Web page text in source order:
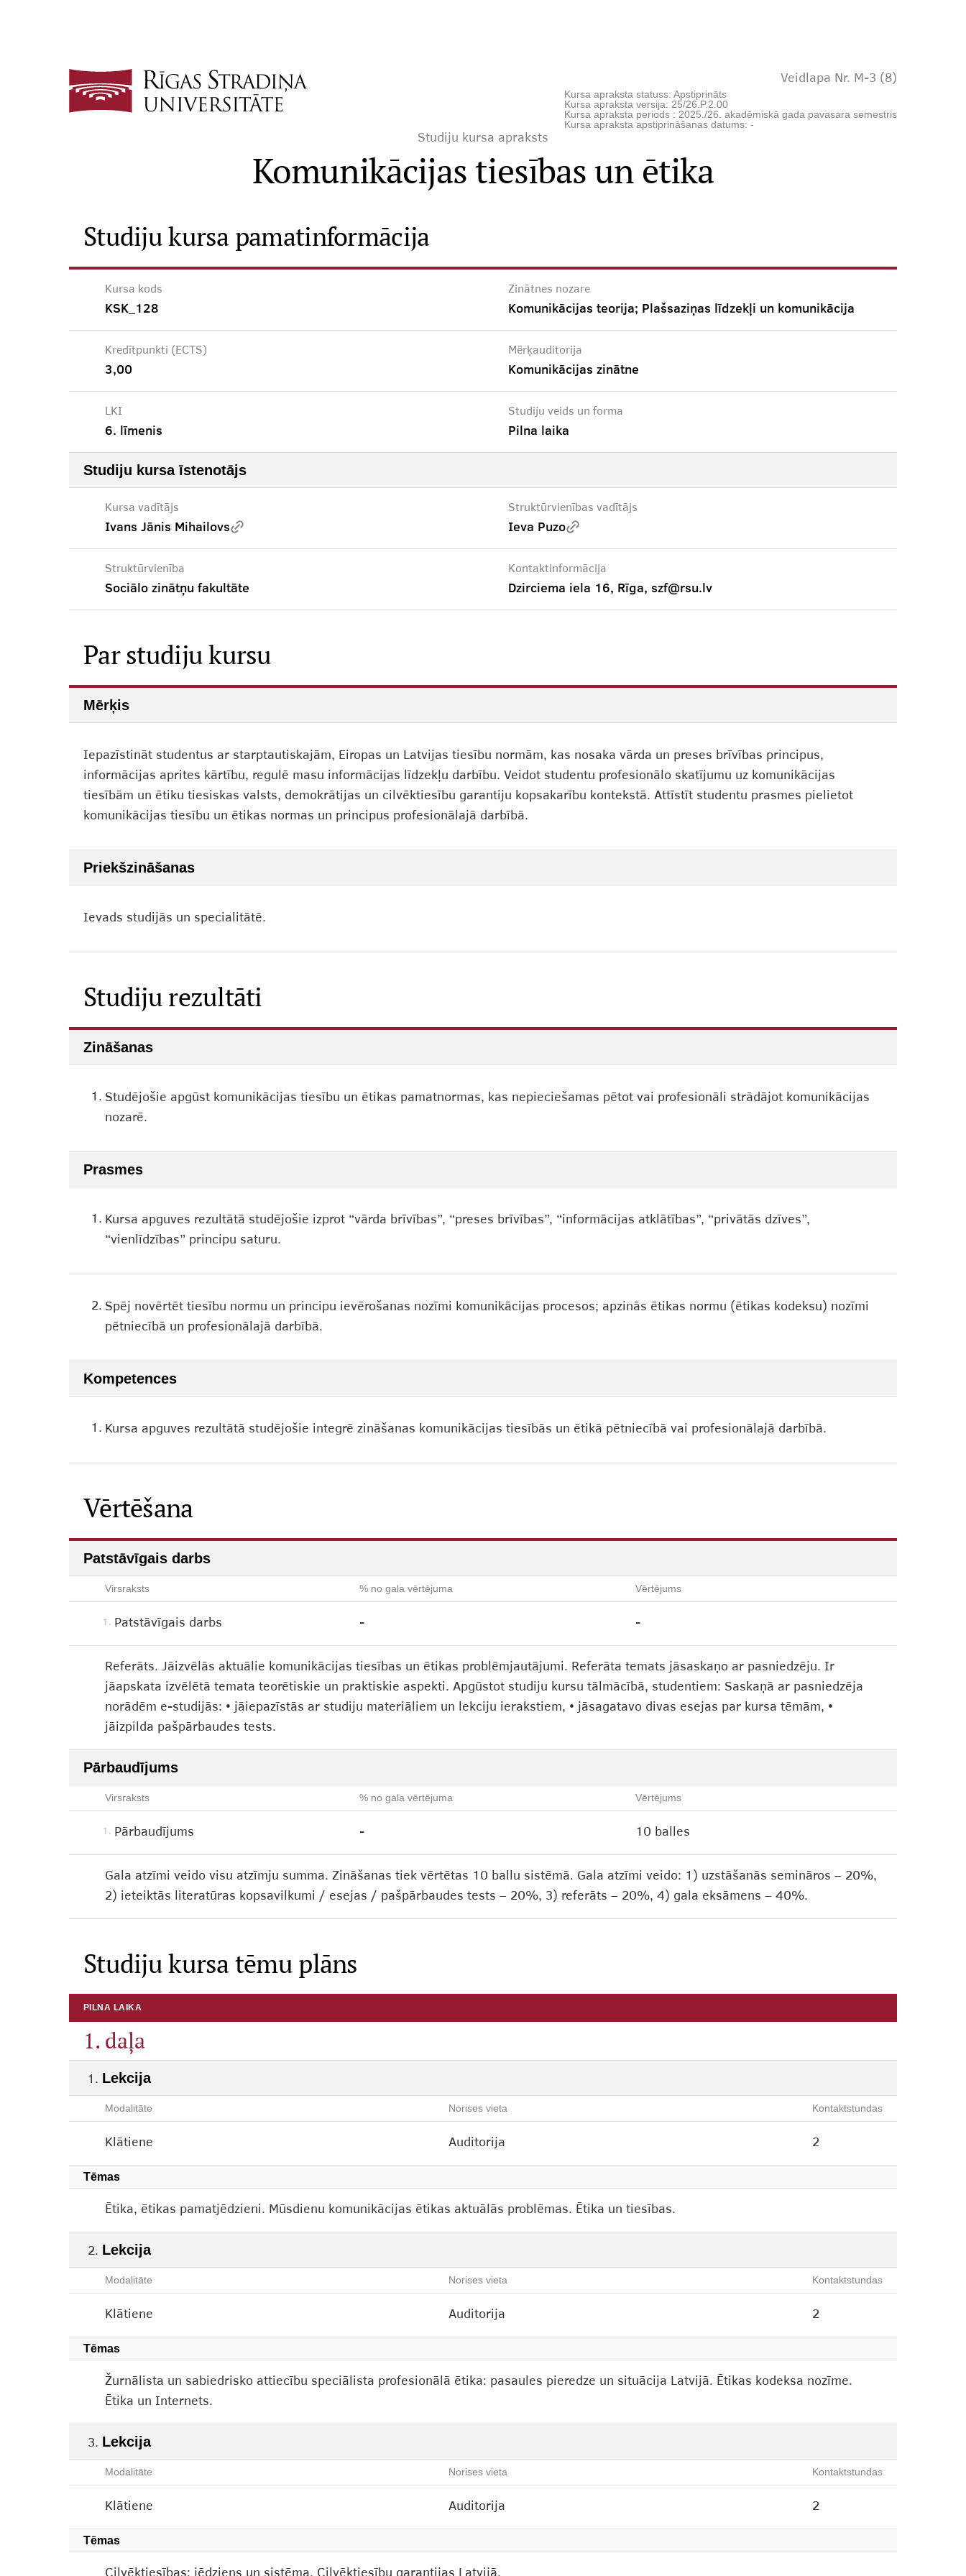
Veidlapa Nr. M-3 (8)
Kursa apraksta statuss: Apstiprināts
Kursa apraksta versija: 25/26.P.2.00
Kursa apraksta periods : 2025./26. akadēmiskā gada pavasara semestris
Kursa apraksta apstiprināšanas datums: -
Studiju kursa apraksts
Komunikācijas tiesības un ētika
Studiju kursa pamatinformācija
Kursa kods
KSK_128
Zinātnes nozare
Komunikācijas teorija; Plašsaziņas līdzekļi un komunikācija
Kredītpunkti (ECTS)
3,00
Mērķauditorija
Komunikācijas zinātne
LKI
6. līmenis
Studiju veids un forma
Pilna laika
Studiju kursa īstenotājs
Kursa vadītājs
Ivans Jānis Mihailovs
Struktūrvienības vadītājs
Ieva Puzo
Struktūrvienība
Sociālo zinātņu fakultāte
Kontaktinformācija
Dzirciema iela 16, Rīga, szf@rsu.lv
Par studiju kursu
Mērķis
Iepazīstināt studentus ar starptautiskajām, Eiropas un Latvijas tiesību normām, kas nosaka vārda un preses brīvības principus,
informācijas aprites kārtību, regulē masu informācijas līdzekļu darbību. Veidot studentu profesionālo skatījumu uz komunikācijas
tiesībām un ētiku tiesiskas valsts, demokrātijas un cilvēktiesību garantiju kopsakarību kontekstā. Attīstīt studentu prasmes pielietot
komunikācijas tiesību un ētikas normas un principus profesionālajā darbībā.
Priekšzināšanas
Ievads studijās un specialitātē.
Studiju rezultāti
Zināšanas
1. Studējošie apgūst komunikācijas tiesību un ētikas pamatnormas, kas nepieciešamas pētot vai profesionāli strādājot komunikācijas
nozarē.
Prasmes
1. Kursa apguves rezultātā studējošie izprot “vārda brīvības”, “preses brīvības”, “informācijas atklātības”, “privātās dzīves”,
“vienlīdzības” principu saturu.
2. Spēj novērtēt tiesību normu un principu ievērošanas nozīmi komunikācijas procesos; apzinās ētikas normu (ētikas kodeksu) nozīmi
pētniecībā un profesionālajā darbībā.
Kompetences
1. Kursa apguves rezultātā studējošie integrē zināšanas komunikācijas tiesībās un ētikā pētniecībā vai profesionālajā darbībā.
Vērtēšana
Patstāvīgais darbs
Virsraksts % no gala vērtējuma Vērtējums
1. Patstāvīgais darbs - -
Referāts. Jāizvēlās aktuālie komunikācijas tiesības un ētikas problēmjautājumi. Referāta temats jāsaskaņo ar pasniedzēju. Ir
jāapskata izvēlētā temata teorētiskie un praktiskie aspekti. Apgūstot studiju kursu tālmācībā, studentiem: Saskaņā ar pasniedzēja
norādēm e-studijās: • jāiepazīstās ar studiju materiāliem un lekciju ierakstiem, • jāsagatavo divas esejas par kursa tēmām, •
jāizpilda pašpārbaudes tests.
Pārbaudījums
Virsraksts % no gala vērtējuma Vērtējums
1. Pārbaudījums - 10 balles
Gala atzīmi veido visu atzīmju summa. Zināšanas tiek vērtētas 10 ballu sistēmā. Gala atzīmi veido: 1) uzstāšanās semināros – 20%,
2) ieteiktās literatūras kopsavilkumi / esejas / pašpārbaudes tests – 20%, 3) referāts – 20%, 4) gala eksāmens – 40%.
Studiju kursa tēmu plāns
PILNA LAIKA
1. daļa
Lekcija
Modalitāte Norises vieta Kontaktstundas
Klātiene Auditorija 2
Tēmas
Ētika, ētikas pamatjēdzieni. Mūsdienu komunikācijas ētikas aktuālās problēmas. Ētika un tiesības.
Lekcija
Modalitāte Norises vieta Kontaktstundas
Klātiene Auditorija 2
Tēmas
Žurnālista un sabiedrisko attiecību speciālista profesionālā ētika: pasaules pieredze un situācija Latvijā. Ētikas kodeksa nozīme.
Ētika un Internets.
Lekcija
Modalitāte Norises vieta Kontaktstundas
Klātiene Auditorija 2
Tēmas